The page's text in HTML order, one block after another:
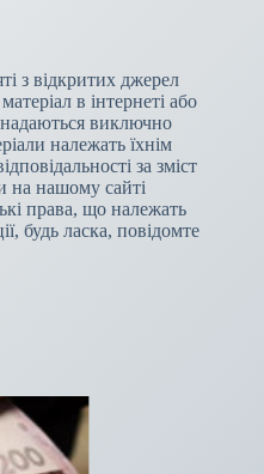
з відкритих джерел
в інтернеті або
надаються виключно
належать їхнім
за зміст
на нашому сайті
права, що належать
будь ласка, повідомте